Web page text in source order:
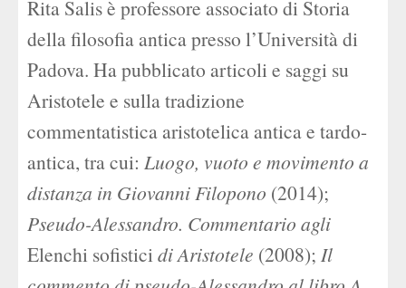
Rita Salis è professore associato di Storia
della filosofia antica presso l’Università di
Padova. Ha pubblicato articoli e saggi su
Aristotele e sulla tradizione
commentatistica aristotelica antica e tardo-
antica, tra cui: Luogo, vuoto e movimento a
distanza in Giovanni Filopono (2014);
Pseudo-Alessandro. Commentario agli
Elenchi sofisticidi Aristotele (2008); Il